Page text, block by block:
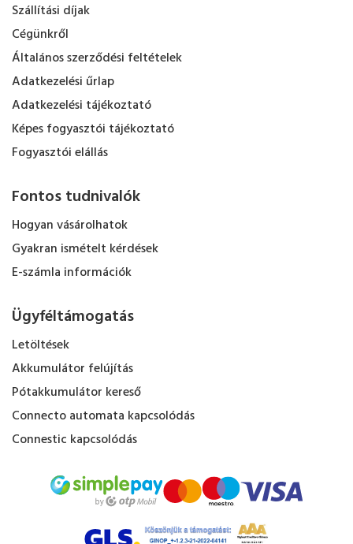
Szállítási díjak
Cégünkről
Általános szerződési feltételek
Adatkezelési űrlap
Adatkezelési tájékoztató
Képes fogyasztói tájékoztató
Fogyasztói elállás
Fontos tudnivalók
Hogyan vásárolhatok
Gyakran ismételt kérdések
E-számla információk
Ügyféltámogatás
Letöltések
Akkumulátor felújítás
Pótakkumulátor kereső
Connecto automata kapcsolódás
Connestic kapcsolódás